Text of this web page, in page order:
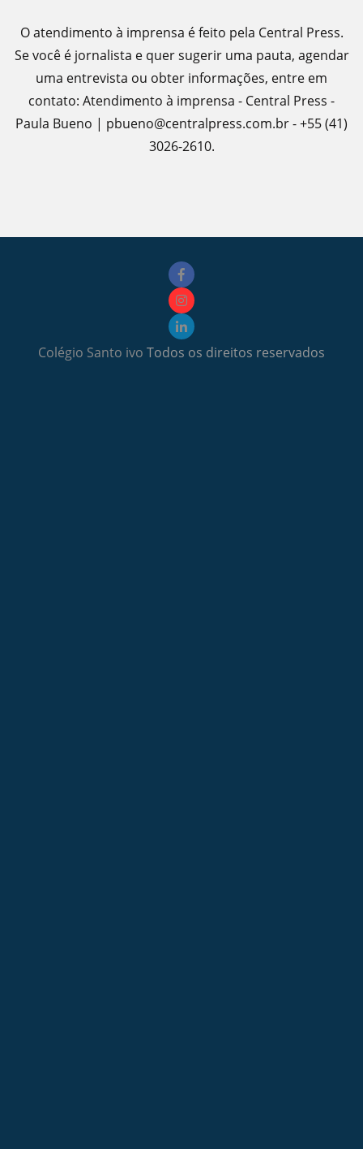
O atendimento à imprensa é feito pela Central Press.
Se você é jornalista e quer sugerir uma pauta, agendar
uma entrevista ou obter informações, entre em
contato: Atendimento à imprensa - Central Press -
Paula Bueno | pbueno@centralpress.com.br - +55 (41)
3026-2610.
Colégio Santo ivo Todos os direitos reservados